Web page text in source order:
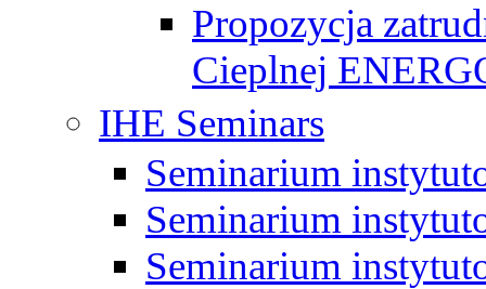
Propozycja
Cieplnej
IHE Seminars
Seminarium
Seminarium
Seminarium